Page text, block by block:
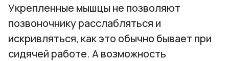
Укрепленные мышцы не позволяют
позвоночнику расслабляться и
искривляться, как это обычно бывает при
сидячей работе. А возможность